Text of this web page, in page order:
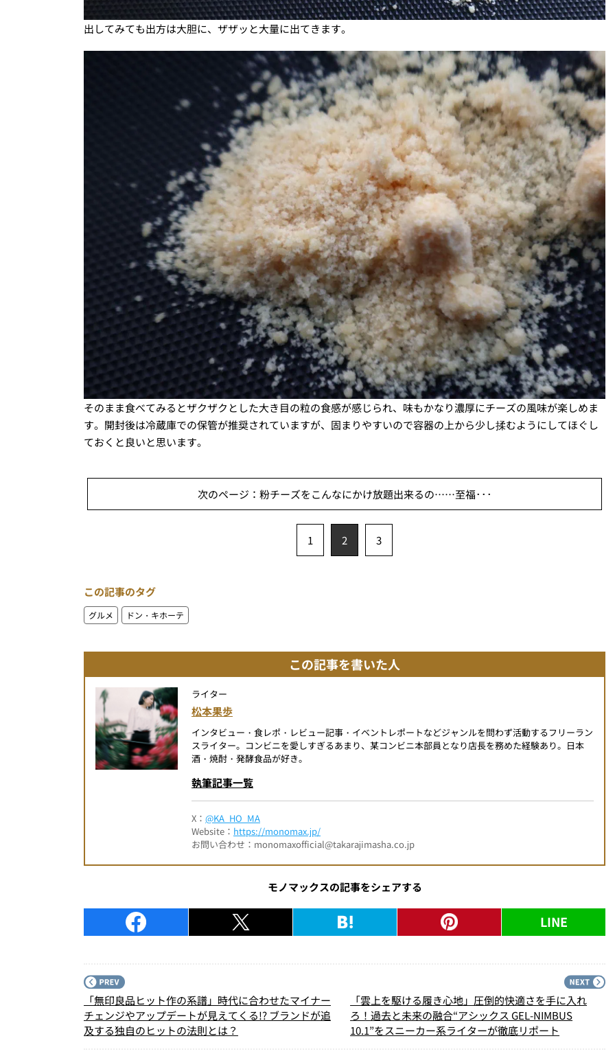
出してみても出方は大胆に、ザザッと大量に出てきます。
そのまま食べてみるとザクザクとした大き目の粒の食感が感じられ、味もかなり濃厚にチーズの風味が楽しめま
す。開封後は冷蔵庫での保管が推奨されていますが、固まりやすいので容器の上から少し揉むようにしてほぐし
ておくと良いと思います。
次のページ：粉チーズをこんなにかけ放題出来るの……至福･･･
1 2 3
この記事のタグ
グルメ ドン・キホーテ
この記事を書いた人
ライター
松本果歩
インタビュー・食レポ・レビュー記事・イベントレポートなどジャンルを問わず活動するフリーラン
スライター。コンビニを愛しすぎるあまり、某コンビニ本部員となり店長を務めた経験あり。日本
酒・焼酎・発酵食品が好き。
執筆記事一覧
X： @KA_HO_MA
Website： https://monomax.jp/
お問い合わせ：monomaxofficial@takarajimasha.co.jp
モノマックスの記事をシェアする
LINE
「無印良品ヒット作の系譜」時代に合わせたマイナー
チェンジやアップデートが見えてくる!? ブランドが追
及する独自のヒットの法則とは？
「雲上を駆ける履き心地」圧倒的快適さを手に入れ
ろ！過去と未来の融合“アシックス GEL-NIMBUS
10.1”をスニーカー系ライターが徹底リポート